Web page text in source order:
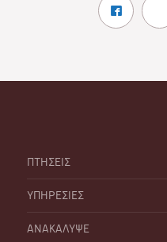
ΠΤΗΣΕΙΣ
ΥΠΗΡΕΣΙΕΣ
ΑΝΑΚΑΛΥΨΕ